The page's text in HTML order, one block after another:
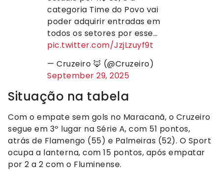
categoria Time do Povo vai
poder adquirir entradas em
todos os setores por esse…
pic.twitter.com/JzjLzuyf9t
— Cruzeiro 🦊 (@Cruzeiro)
September 29, 2025
Situação na tabela
Com o empate sem gols no Maracanã, o Cruzeiro
segue em 3º lugar na Série A, com 51 pontos,
atrás de Flamengo (55) e Palmeiras (52). O Sport
ocupa a lanterna, com 15 pontos, após empatar
por 2 a 2 com o Fluminense.